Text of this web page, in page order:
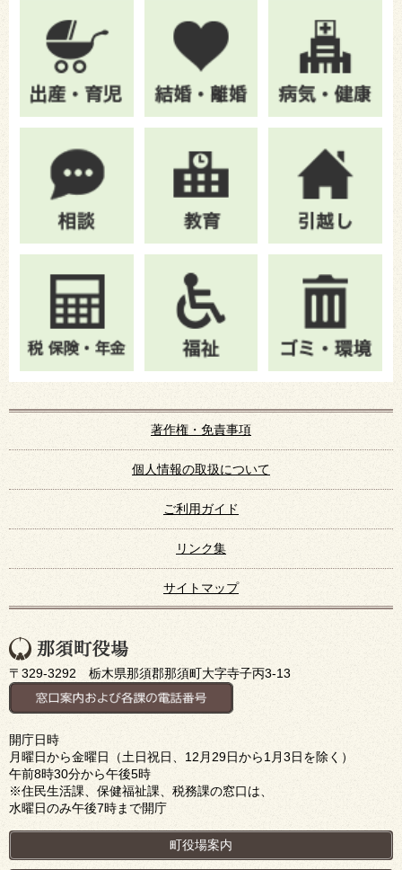
著作権・免責事項
個人情報の取扱について
ご利用ガイド
リンク集
サイトマップ
〒329-3292 栃木県那須郡那須町大字寺子丙3-13
開庁日時
月曜日から金曜日（土日祝日、12月29日から1月3日を除く）
午前8時30分から午後5時
※住民生活課、保健福祉課、税務課の窓口は、
水曜日のみ午後7時まで開庁
町役場案内